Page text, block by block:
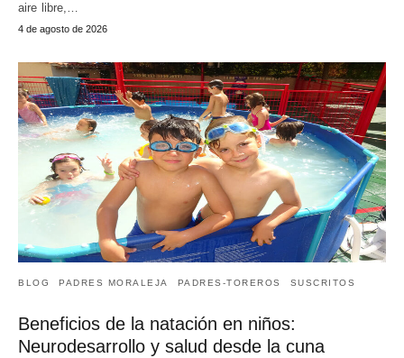
aire libre,…
4 de agosto de 2026
BLOG PADRES MORALEJA PADRES-TOREROS SUSCRITOS
Beneficios de la natación en niños:
Neurodesarrollo y salud desde la cuna